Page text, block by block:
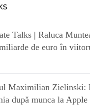
Talks | Raluca
de euro în
Maximilian Zielinski:
după munca la Apple